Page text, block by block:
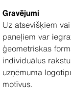
Gravējumi
Uz atsevišķiem
paneļiem var
ģeometriskas
individuālus
uzņēmuma
motīvus.